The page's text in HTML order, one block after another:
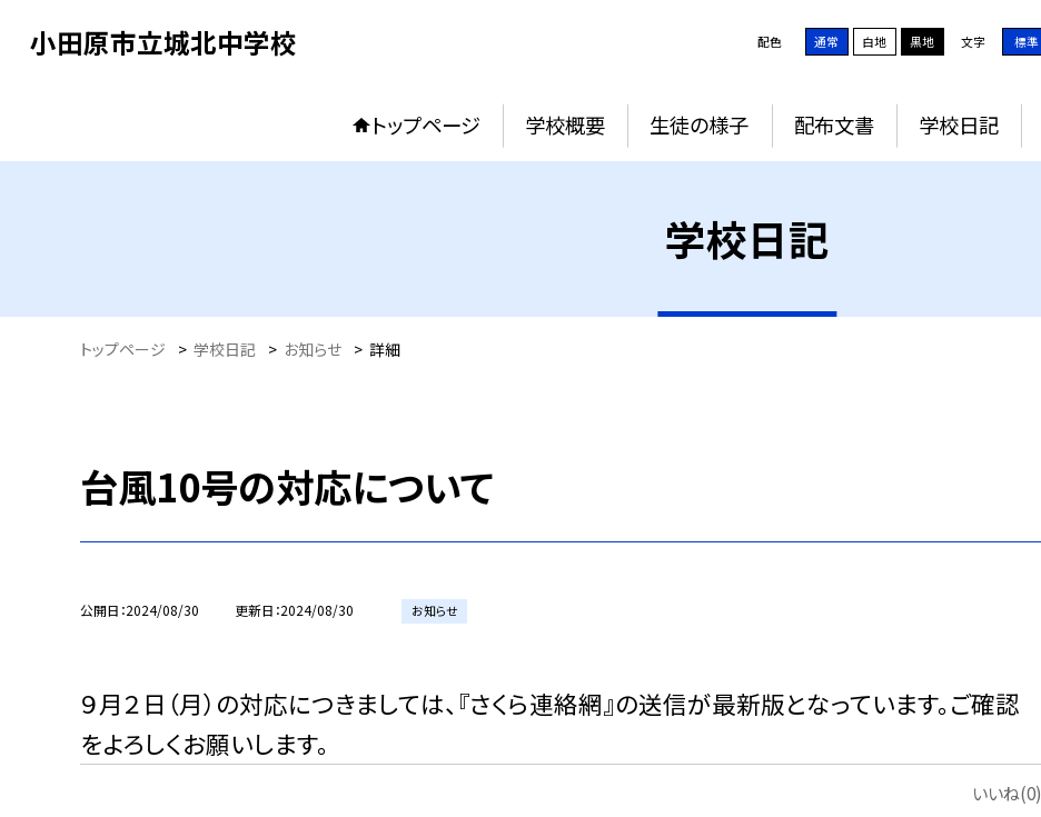
小田原市立城北中学校 配色 通常 白地 黒地 文字 標準
トップページ 学校概要 生徒の様子 配布文書 学校日記
学校日記
トップページ > 学校日記 > お知らせ > 詳細
台風10号の対応について
公開日 2024/08/30 更新日 2024/08/30 お知らせ
９月２日（月）の対応につきましては、『さくら連絡網』の送信が最新版となっています。ご確認
をよろしくお願いします。
いいね(0)